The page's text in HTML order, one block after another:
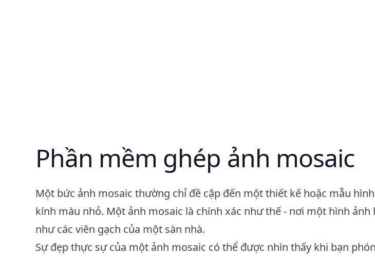
Phần mềm ghép ảnh mosaic
Một bức ảnh mosaic thường chỉ đề cập đến một thiết kế hoặc mẫu
kính màu nhỏ. Một ảnh mosaic là chính xác như thế - nơi một hình
như các viên gạch của một sàn nhà.
Sự đẹp thực sự của một ảnh mosaic có thể được nhìn thấy khi bạn